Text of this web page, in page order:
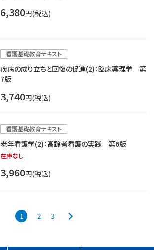
6,380円(税込)
看護基礎教育テキスト
疾病の成り立ちと回復の促進(2)：臨床薬理学 第
7版
3,740円(税込)
看護基礎教育テキスト
老年看護学(2)：高齢者看護の実践 第6版
在庫なし
3,960円(税込)
1 2 3